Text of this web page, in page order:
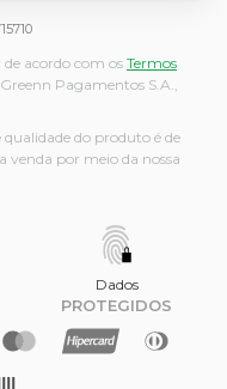
acordo com os Termos
Pagamentos S.A.,
do produto é de
venda por meio da nossa
Dados
PROTEGIDOS